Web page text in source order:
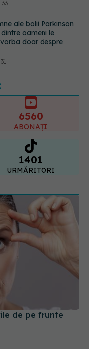
doar despre
manifest pentru
o poveste
6560
ABONAȚI
1401
URMĂRITORI
de pe frunte